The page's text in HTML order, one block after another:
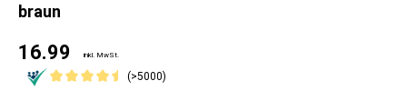
braun
16.99 inkl. MwSt.
(>5000)